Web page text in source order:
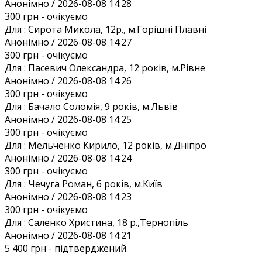
Анонiмно / 2026-08-08 14:28
300 грн - очікуємо
Для : Сирота Микола, 12р., м.Горішні Плавні
Анонiмно / 2026-08-08 14:27
300 грн - очікуємо
Для : Пасевич Олександра, 12 років, м.Рівне
Анонiмно / 2026-08-08 14:26
300 грн - очікуємо
Для : Бачало Соломія, 9 років, м.Львів
Анонiмно / 2026-08-08 14:25
300 грн - очікуємо
Для : Мельченко Кирило, 12 років, м.Дніпро
Анонiмно / 2026-08-08 14:24
300 грн - очікуємо
Для : Чечуга Роман, 6 років, м.Київ
Анонiмно / 2026-08-08 14:23
300 грн - очікуємо
Для : Саленко Христина, 18 р.,Тернопіль
Анонiмно / 2026-08-08 14:21
5 400 грн - підтверджений